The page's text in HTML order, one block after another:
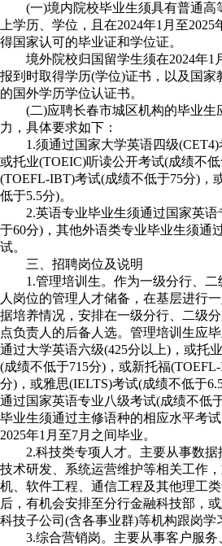
(一)境内院校毕业生须具有普通高
上学历、学位，且在2024年1月至
得国家认可的毕业证和学位证。
境外院校归国留学生须在2024年1月
报到时取得学历(学位)证书，以及国
的国外学历学位认证书。
(二)应聘长春市城区机构的毕业生
力，具体要求如下：
1.须通过国家大学英语四级(CET4)
或托业(TOEIC)听读公开考试(成绩不
(TOEFL-IBT)考试(成绩不低于75分)，
低于5.5分)。
2.英语专业毕业生须通过国家英语
于60分)，其他外语类专业毕业生须通
试。
三、招聘岗位及说明
1.管理培训生。作为一级分行、二
人岗位的管理人才储备，在基层进行
据培养情况，安排在一级分行、二级
点负责人的后备人选。管理培训生应
通过大学英语六级(425分以上)，或托
(成绩不低于715分)，或新托福
分)，或雅思(IELTS)考试(成绩不低于
通过国家英语专业八级考试(成绩不低
毕业生须通过主修语种的相应水平考
2025年1月至7月之间毕业。
2.科技类专项人才。主要从事数据
技术研发、系统运营维护等相关工作
机、软件工程、通信工程及其他理工
后，有机会安排至分行金融科技部，
科技子公司(含各事业群)等机构跟岗学
3.综合营销岗。主要从事客户服务